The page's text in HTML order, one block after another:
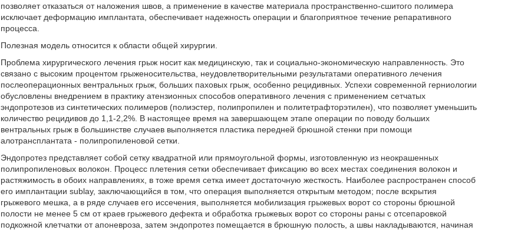
позволяет отказаться от наложения швов, а применение в качестве материала пространственно-сшитого полимера
исключает деформацию имплантата, обеспечивает надежность операции и благоприятное течение репаративного
процесса.
Полезная модель относится к области общей хирургии.
Проблема хирургического лечения грыж носит как медицинскую, так и социально-экономическую направленность. Это
связано с высоким процентом грыженосительства, неудовлетворительными результатами оперативного лечения
послеоперационных вентральных грыж, больших паховых грыж, особенно рецидивных. Успехи современной герниологии
обусловлены внедрением в практику атензионных способов оперативного лечения с применением сетчатых
эндопротезов из синтетических полимеров (полиэстер, полипропилен и политетрафторэтилен), что позволяет уменьшить
количество рецидивов до 1,1-2,2%. В настоящее время на завершающем этапе операции по поводу больших
вентральных грыж в большинстве случаев выполняется пластика передней брюшной стенки при помощи
алотрансплантата - полипропиленовой сетки.
Эндопротез представляет собой сетку квадратной или прямоугольной формы, изготовленную из неокрашенных
полипропиленовых волокон. Процесс плетения сетки обеспечивает фиксацию во всех местах соединения волокон и
растяжимость в обоих направлениях, в тоже время сетка имеет достаточную жесткость. Наиболее распространен способ
его имплантации sublay, заключающийся в том, что операция выполняется открытым методом; после вскрытия
грыжевого мешка, а в ряде случаев его иссечения, выполняется мобилизация грыжевых ворот со стороны брюшной
полости не менее 5 см от краев грыжевого дефекта и обработка грыжевых ворот со стороны раны с отсепаровкой
подкожной клетчатки от апоневроза, затем эндопротез помещается в брюшную полость, а швы накладываются, начиная